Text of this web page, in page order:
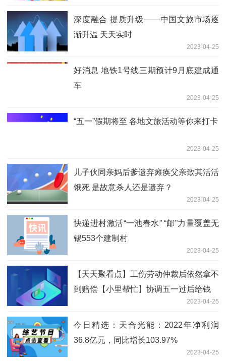
深度融合 提质升级——中国文旅市场逐
渐升温 天天实时
2023-04-25
好消息 地铁1号线三期预计9月底建成通
车
2023-04-25
“五一”假期将至 各地文旅活动等你来打卡
2023-04-25
儿子伙同亲妈后爹遗弃瘫痪父亲致其活活
饿死 是故意杀人还是遗弃？
2023-04-25
快递进村激活“一池春水” “邮”力量覆盖无
锡553个建制村
2023-04-25
【天天聚看点】工伤劳动仲裁后依然拿不
到赔偿【小里帮忙】协调五一过后给钱
2023-04-25
今日精选：天合光能：2022年净利润
36.8亿元，同比增长103.97%
2023-04-25